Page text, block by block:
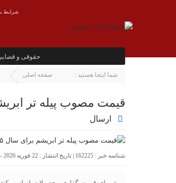
شرایط
حقوقی و
شما اینجا هستید : صفحه اصلی
قیمت مصوب پیله تر ابریشم برای
ارسال
شناسه خبر : 162225 | تاریخ انتشار : 22 فوریه 2026 - 15:55 | 45 بازدید | تعداد دیدگاه :